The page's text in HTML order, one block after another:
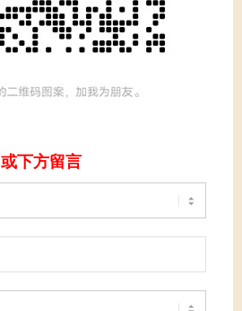
或下方留言